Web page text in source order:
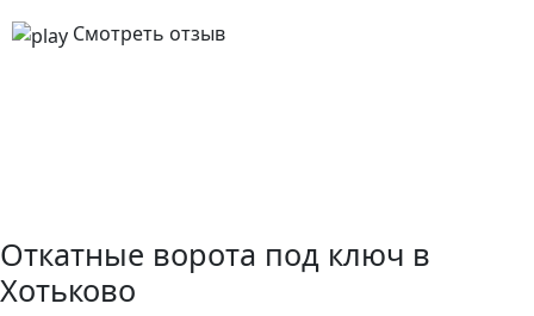
Смотреть отзыв
Откатные ворота под ключ в
Хотьково